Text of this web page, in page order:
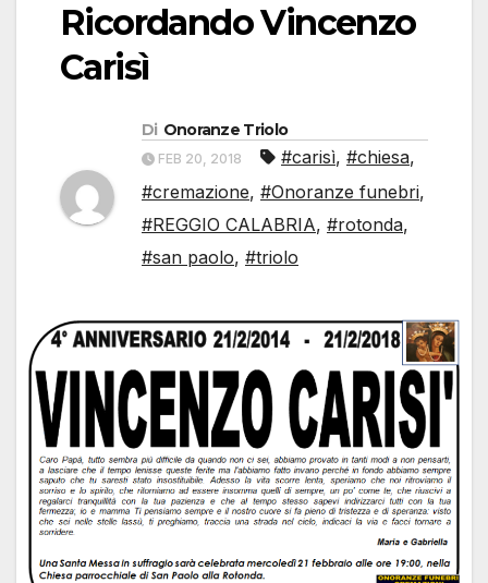
Ricordando Vincenzo
Carisì
Di Onoranze Triolo
FEB 20, 2018 #carisì, #chiesa,
#cremazione, #Onoranze funebri,
#REGGIO CALABRIA, #rotonda,
#san paolo, #triolo